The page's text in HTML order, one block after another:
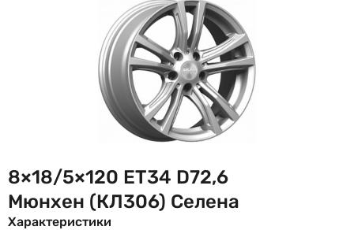
8×18/5×120 ET34 D72,6
Мюнхен (КЛ306) Селена
Характеристики